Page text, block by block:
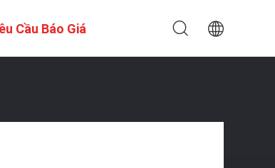
Cầu Báo Giá